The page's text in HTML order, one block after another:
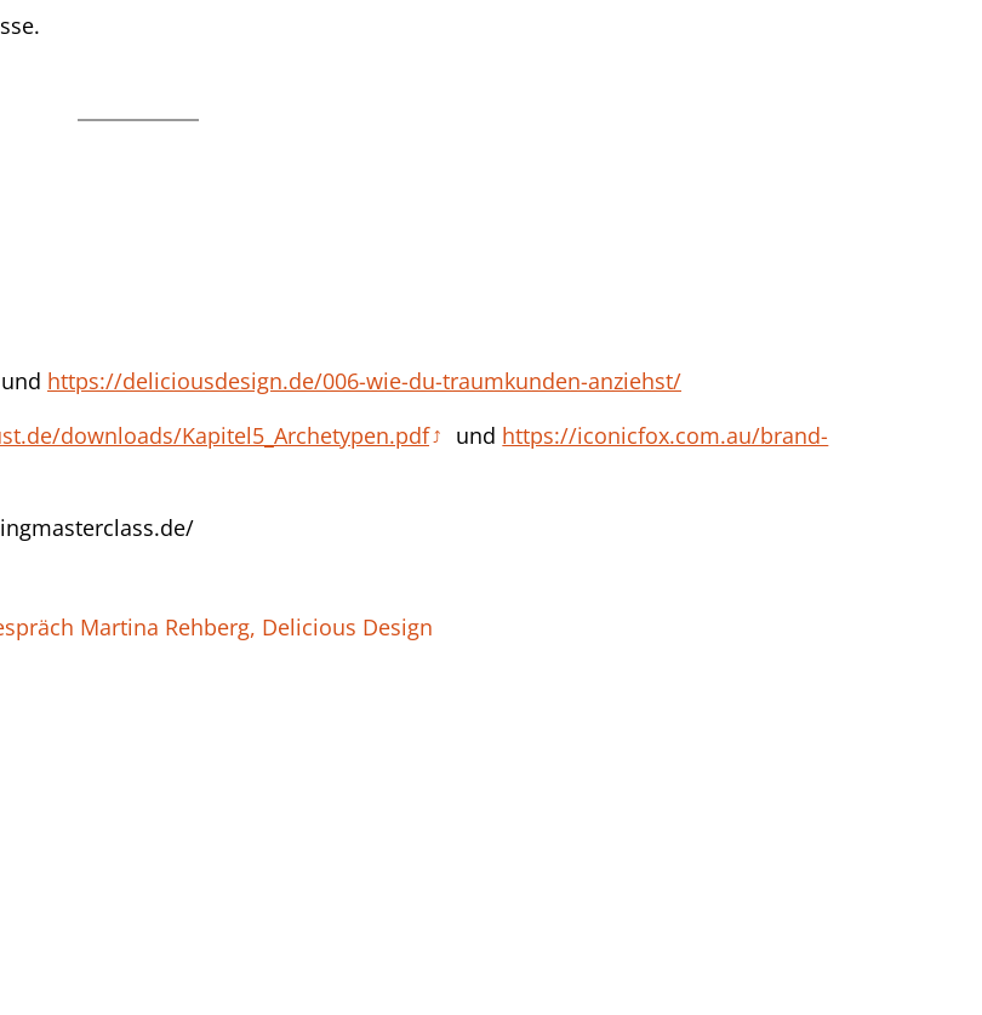
und https://deliciousdesign.de/006-wie-du-traumkunden-anziehst/
downloads/Kapitel5_Archetypen.pdf und https://iconicfox.com.au/brand-